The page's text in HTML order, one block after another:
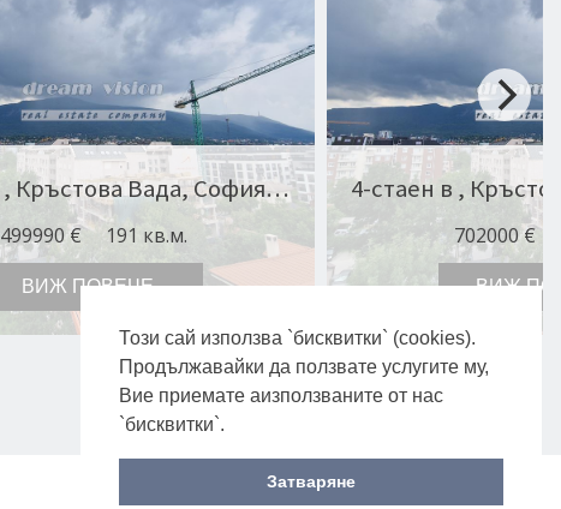
Този сай използва `бисквитки` (cookies).
Продължавайки да ползвате услугите му,
Вие приемате аизползваните от нас
`бисквитки`.
Затваряне
4-стаен в , Кръстова Вада, София Оферта № 9733
499990 € 191 кв.м.
ВИЖ ПОВЕЧЕ
702000 €
ВИЖ